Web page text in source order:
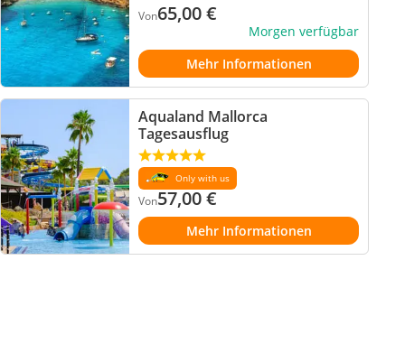
Von65,00€
Morgen verfügbar
Mehr Informationen
Aqualand Mallorca
Tagesausflug
Only with us
Von57,00€
Mehr Informationen